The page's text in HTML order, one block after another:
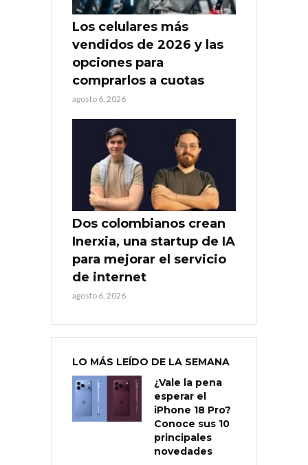
Los celulares más
vendidos de 2026 y las
opciones para
comprarlos a cuotas
agosto 6, 2026
Dos colombianos crean
Inerxia, una startup de IA
para mejorar el servicio
de internet
agosto 6, 2026
LO MÁS LEÍDO DE LA SEMANA
¿Vale la pena
esperar el
iPhone 18 Pro?
Conoce sus 10
principales
novedades